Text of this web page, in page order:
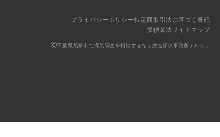
プライバシーポリシー特定商取引法に基づく表記
探偵業法サイトマップ
千葉県船橋市で浮気調査を相談するなら総合探偵事務所アルシュ